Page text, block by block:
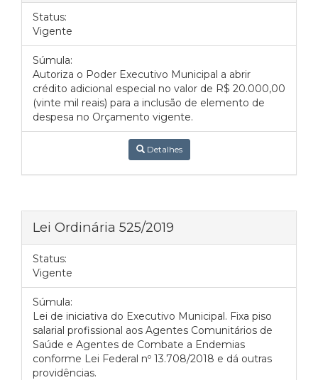
Status:
Vigente
Súmula:
Autoriza o Poder Executivo Municipal a abrir
crédito adicional especial no valor de R$ 20.000,00
(vinte mil reais) para a inclusão de elemento de
despesa no Orçamento vigente.
Detalhes
Lei Ordinária 525/2019
Status:
Vigente
Súmula:
Lei de iniciativa do Executivo Municipal. Fixa piso
salarial profissional aos Agentes Comunitários de
Saúde e Agentes de Combate a Endemias
conforme Lei Federal nº 13.708/2018 e dá outras
providências.